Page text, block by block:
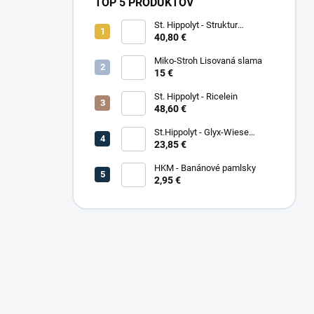
St. Hippolyt - Struktur
Energetikum
40,80 €
Miko-Stroh Lisovaná slama
15 €
St. Hippolyt - Ricelein
48,60 €
St.Hippolyt - Glyx-Wiese
Seniorfaser
23,85 €
HKM - Banánové pamlsky
2,95 €